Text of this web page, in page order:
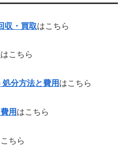
収・買取はこちら
はこちら
分方法と費用 はこちら
用 はこちら
ちら